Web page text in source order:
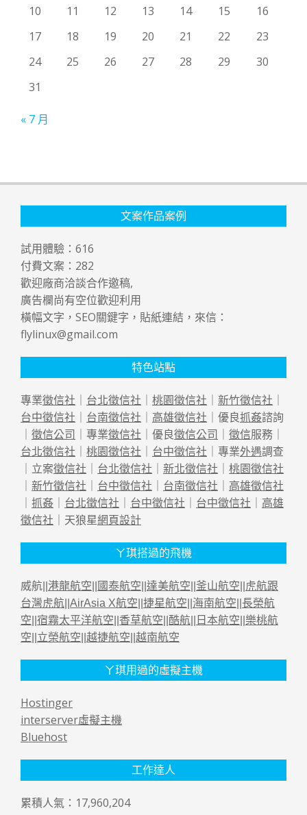
10
11 12 13 14 15
16
17
18 19 20 21 22
23
24
25 26 27 28 29
30
31
« 7 月
文案作品案例
試用體驗： 616
付費文案： 282
歡迎廠商洽談合作邀稿,
廣告欄尚有空位歡迎利用
橫幅文字，SEO關鍵字，貼紙連結，來信：
flylinux@gmail.com
特色站點
專業徵信社 ｜ 台北徵信社 ｜ 桃園徵信社 ｜ 新竹徵信社 ｜
台中徵信社 ｜ 台南徵信社 ｜ 高雄徵信社 ｜優良抓姦諮詢
｜ 徵信公司 ｜專業徵信社 ｜優良徵信公司 ｜ 徵信服務｜
台北徵信社 ｜ 桃園徵信社 ｜ 台中徵信社 ｜專業外遇調查
｜立案徵信社 ｜ 台北徵信社 ｜ 新北徵信社 ｜ 桃園徵信社
｜ 新竹徵信社 ｜ 台中徵信社 ｜ 台南徵信社 ｜ 高雄徵信社
｜ 抓姦 ｜ 台北徵信社 ｜ 台中徵信社 ｜ 台中徵信社 ｜ 高雄
徵信社 ｜天狼星網頁設計
ㄚ琪搭過的飛機
威航|| 港龍航空 國泰航空 達美航空 釜山航空
虎航跟
台灣虎航 AirAsia X航空 捷星航空 海南航空 長榮航
空 宿霧太平洋航空 香草航空 酷航 日本航空 樂桃航
空 立榮航空 越捷航空 越南航空
ㄚ琪用過的虛擬主機
Hostinger
interserver虛擬主機
Bluehost
工作達人
累積人氣：17,960,204